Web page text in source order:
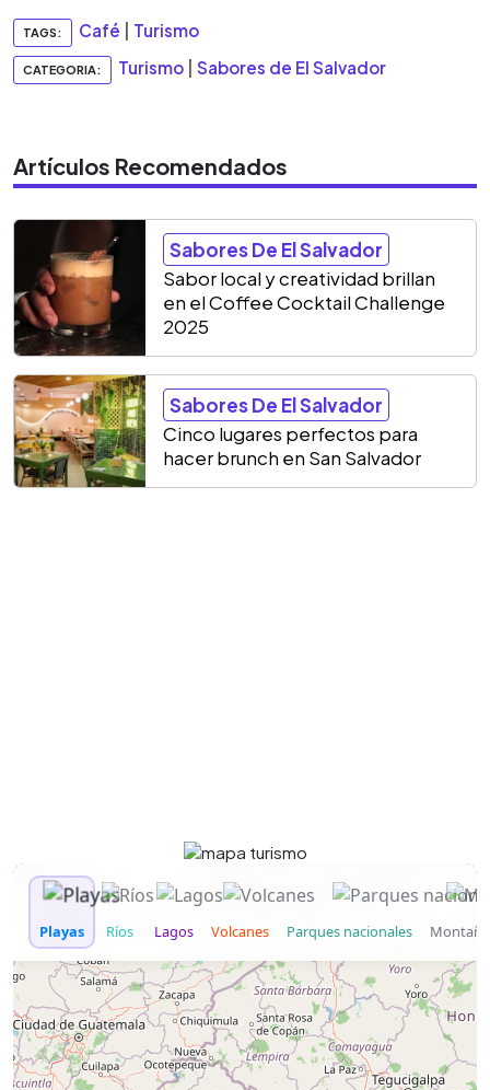
TAGS: Café Turismo
CATEGORIA: Turismo Sabores de El Salvador
Artículos Recomendados
Sabores De El Salvador
Sabor local y creatividad brillan
en el Coffee Cocktail Challenge
2025
Sabores De El Salvador
Cinco lugares perfectos para
hacer brunch en San Salvador